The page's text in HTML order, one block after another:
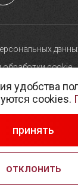
технологий
Борового
обработки cookie
удобства
cookies.
принять
отклонить